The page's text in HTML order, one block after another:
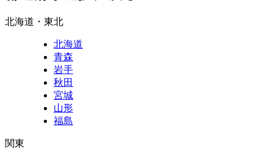
北海道・東北
北海道
青森
岩手
秋田
宮城
山形
福島
関東